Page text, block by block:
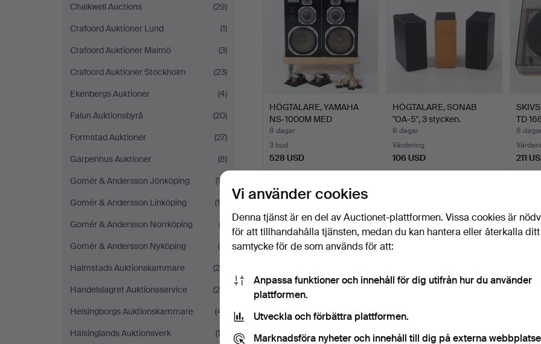
Chalkwell Auctions
(29)
Crafoord Auktioner Lund
(1)
Crafoord Auktioner Malmö
(3)
Crafoord Auktioner Stockholm
(23)
Ekenbergs Auktioner
(4)
Falun Auktionsbyrå
(20)
Formstad Auktioner
(27)
Garpenhus Auktioner
(8)
Gomér & Andersson Jönköping
(12)
Gomér & Andersson Linköping
(14)
Gomér & Andersson Norrköping
(3)
Gomér & Andersson Nyköping
(8)
Halmstads Auktionskammare
(26)
Handelslagret Auktionsservice
(29)
Helsingborgs Auktionskammare
(41)
Hälsinglands Auktionsverk
(13)
HÖGTALARE, YAMAHA
NS-1000M MED
TILLBEHÖR.
8 dagar
3 bud
528 USD
HÖGTALARE, SONAB
"OA-5", 3 stycken.
8 dagar
Värdering
106 USD
TD
8
211
Bevaka sökning
Du kan också söka ivårt arkiv med avslutade auktioner.
Vi använder cookies
Denna tjänst är en del av Auctionet-plattformen. Vissa cookies är
för att tillhandahålla tjänsten, medan du kan hantera eller återkalla ditt
samtycke för de som används för att:
Anpassa funktioner och innehåll för dig utifrån hur du använder
plattformen.
Utveckla och förbättra plattformen.
Marknadsföra nyheter och innehåll till dig på externa